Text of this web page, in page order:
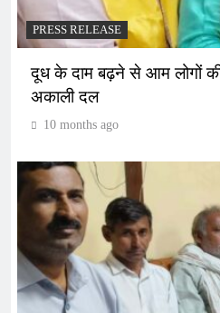
PRESS RELEASE
दूध के दाम बढ़ने से आम लोगों
अकाली दल
10 months ago